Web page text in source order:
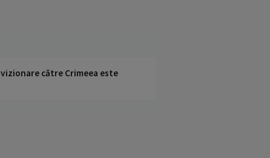
către Crimeea este